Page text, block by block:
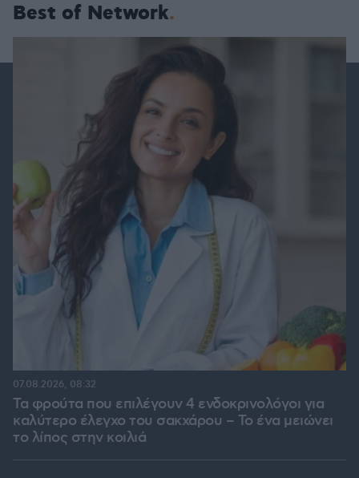
Best of Network
Τα φρούτα που επιλέγουν 4 ενδοκρινολόγοι για
καλύτερο έλεγχο του σακχάρου – Το ένα μειώνει
το λίπος στην κοιλιά
07.08.2026, 08:32